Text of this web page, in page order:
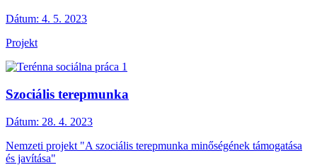
Dátum: 4. 5. 2023
Projekt
Szociális terepmunka
Dátum: 28. 4. 2023
Nemzeti projekt "A szociális terepmunka minőségének támogatása
és javítása"